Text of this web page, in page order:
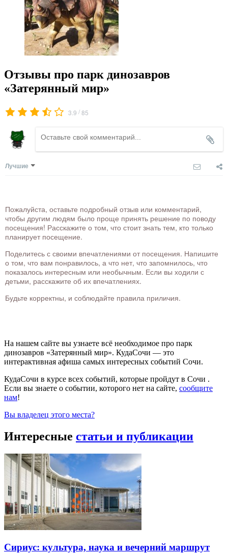
Отзывы про парк динозавров
«Затерянный мир»
3.9 /85
Лучшие
Пожалуйста, оставьте подробный отзыв или комментарий,
чтобы другим людям было проще принять решение по поводу
посещения! Расскажите о том, что стоит знать тем, кто только
планирует посещение.
Поделитесь с своими впечатлениями от посещения. Напишите
о том, что вам понравилось, а что нет, что запомнилось, что
показалось интересным или необычным. Если вы ходили с
детьми, расскажите об их впечатлениях.
Будьте корректны, и соблюдайте правила приличия.
На нашем сайте вы узнаете всё необходимое про парк
динозавров «Затерянный мир». КудаСочи — это
интерактивная афиша самых интересных событий Сочи.
КудаСочи в курсе всех событий, которые пройдут в Сочи .
Если вы знаете о событии, которого нет на сайте, сообщите
нам!
Вы владелец этого места?
Интересные статьи и публикации
Сириус: культура, наука и вечерний маршрут